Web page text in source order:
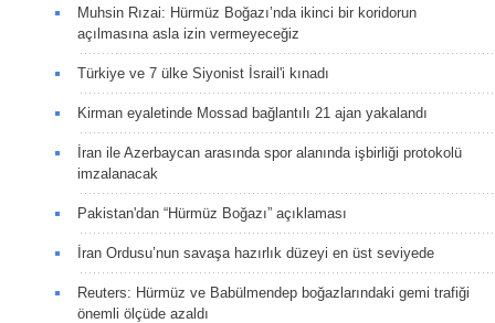
Muhsin Rızai: Hürmüz Boğazı’nda ikinci bir koridorun
açılmasına asla izin vermeyeceğiz
Türkiye ve 7 ülke Siyonist İsrail'i kınadı
Kirman eyaletinde Mossad bağlantılı 21 ajan yakalandı
İran ile Azerbaycan arasında spor alanında işbirliği protokolü
imzalanacak
Pakistan'dan “Hürmüz Boğazı” açıklaması
İran Ordusu’nun savaşa hazırlık düzeyi en üst seviyede
Reuters: Hürmüz ve Babülmendep boğazlarındaki gemi trafiği
önemli ölçüde azaldı